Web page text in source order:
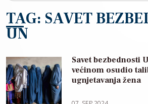
TAG: SAVET
UN
Savet bezbednosti
većinom osudio
ugnjetavanja žena